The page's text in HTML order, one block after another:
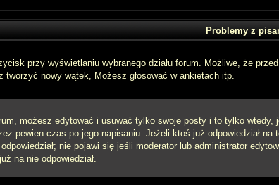
Problemy z
przy wyświetlaniu wybranego działu forum. Możliwe, że
nowy wątek, Możesz głosować w ankietach itp.
możesz edytować i usuwać tylko swoje posty i to tylko
pewien czas po jego napisaniu. Jeżeli ktoś już odpowiedział
nie pojawi się jeśli moderator lub administrator
na nie odpowiedział.